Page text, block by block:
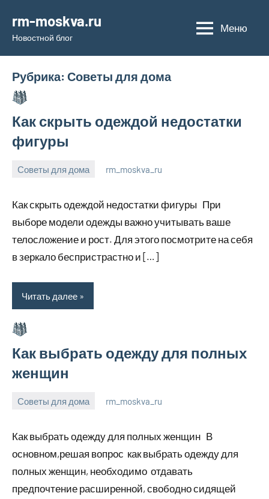
содержимому
rm-moskva.ru
Новостной блог
Меню
Рубрика: Советы для дома
Как скрыть одеждой недостатки
фигуры
Советы для дома
2023
rm_moskva_ru
Как скрыть одеждой недостатки фигуры При
выборе модели одежды важно учитывать ваше
телосложение и рост. Для этого посмотрите на себя
в зеркало беспристрастно и […]
Читать далее
Как выбрать одежду для полных
женщин
Советы для дома
2023
rm_moskva_ru
Как выбрать одежду для полных женщин В
основном,решая вопрос как выбрать одежду для
полных женщин, необходимо отдавать
предпочтение расширенной, свободно сидящей